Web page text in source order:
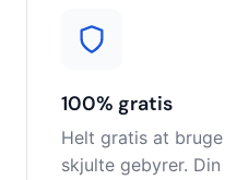
100% gratis
Helt gratis at
skjulte gebyrer.